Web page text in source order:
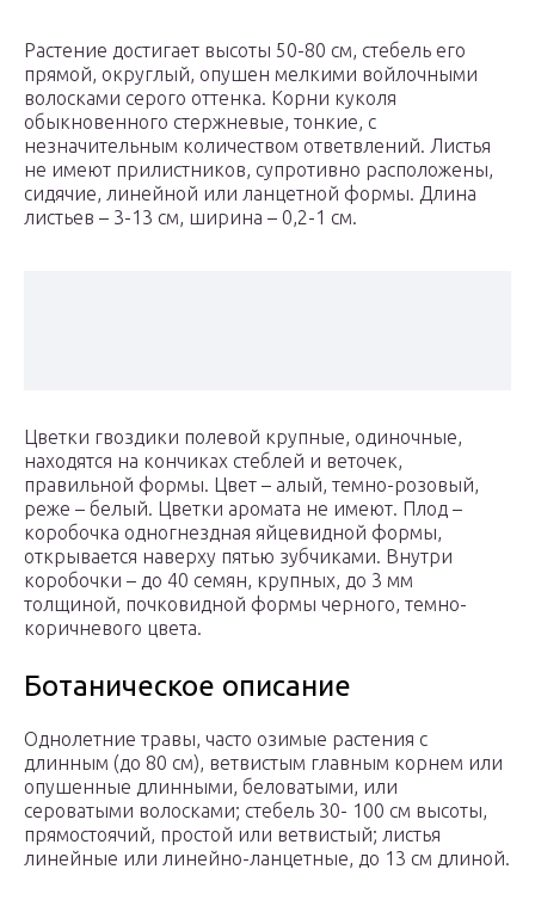
Растение достигает высоты 50-80 см, стебель его
прямой, округлый, опушен мелкими войлочными
волосками серого оттенка. Корни куколя
обыкновенного стержневые, тонкие, с
незначительным количеством ответвлений. Листья
не имеют прилистников, супротивно расположены,
сидячие, линейной или ланцетной формы. Длина
листьев – 3-13 см, ширина – 0,2-1 см.
Цветки гвоздики полевой крупные, одиночные,
находятся на кончиках стеблей и веточек,
правильной формы. Цвет – алый, темно-розовый,
реже – белый. Цветки аромата не имеют. Плод –
коробочка одногнездная яйцевидной формы,
открывается наверху пятью зубчиками. Внутри
коробочки – до 40 семян, крупных, до 3 мм
толщиной, почковидной формы черного, темно-
коричневого цвета.
Ботаническое описание
Однолетние травы, часто озимые растения с
длинным (до 80 см), ветвистым главным корнем или
опушенные длинными, беловатыми, или
сероватыми волосками; стебель 30- 100 см высоты,
прямостоячий, простой или ветвистый; листья
линейные или линейно-ланцетные, до 13 см длиной.